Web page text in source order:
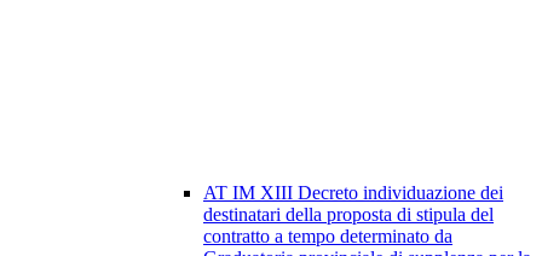
AT IM XIII Decreto individuazione dei
destinatari della proposta di stipula del
contratto a tempo determinato da